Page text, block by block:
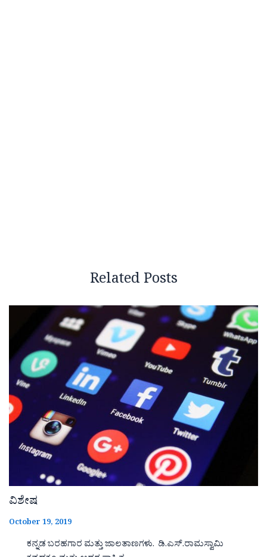
Related Posts
ವಿಶೇಷ
October 19, 2019
ಕನ್ನಡ ಬರಹಗಾರ ಮತ್ತು ಜಾಲತಾಣಗಳು. ಡಿ.ಎಸ್.ರಾಮಸ್ವಾಮಿ